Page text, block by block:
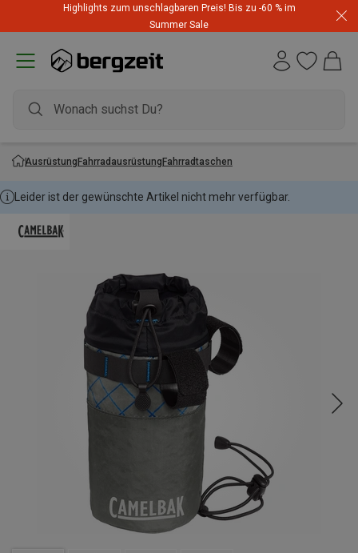
Highlights zum unschlagbaren Preis! Bis zu -60 % im
Summer Sale
AusrüstungFahrradausrüstungFahrradtaschen
Leider ist der gewünschte Artikel nicht mehr verfügbar.